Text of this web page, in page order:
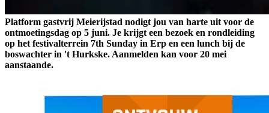
Platform gastvrij Meierijstad nodigt jou van harte uit voor de
ontmoetingsdag op 5 juni. Je krijgt een bezoek en rondleiding
op het festivalterrein 7th Sunday in Erp en een lunch bij de
boswachter in 't Hurkske. Aanmelden kan voor 20 mei
aanstaande.